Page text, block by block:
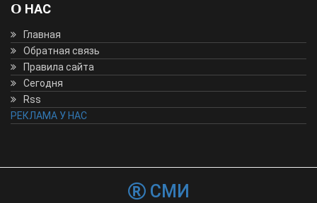
О НАС
Главная
Обратная связь
Правила сайта
Сегодня
Rss
РЕКЛАМА У НАС
СМИ